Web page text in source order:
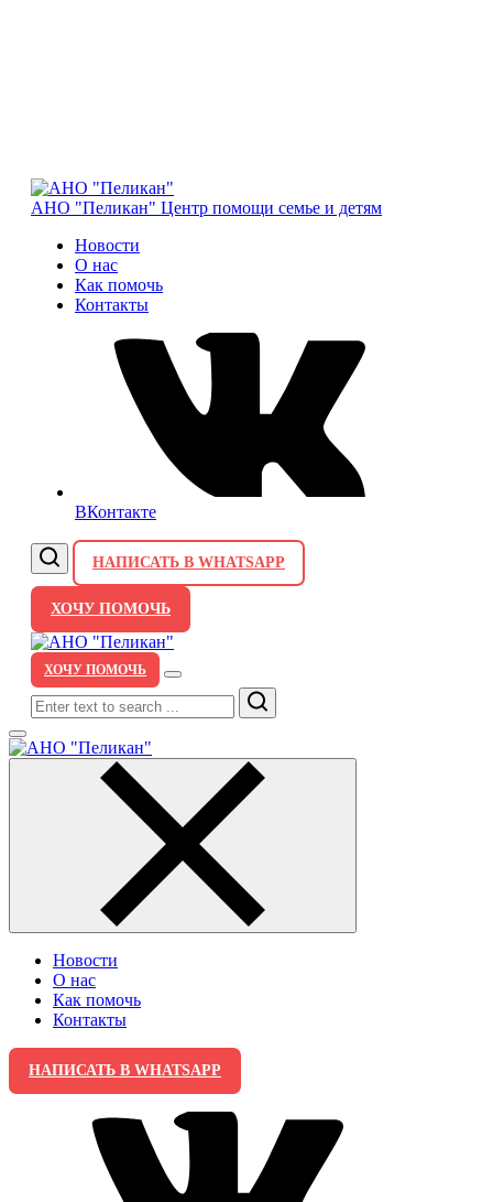
АНО "Пеликан" Центр помощи семье и детям
Новости
О нас
Как помочь
Контакты
ВКонтакте
НАПИСАТЬ В WHATSAPP
ХОЧУ ПОМОЧЬ
ХОЧУ ПОМОЧЬ
Search
Новости
О нас
Как помочь
Контакты
НАПИСАТЬ В WHATSAPP